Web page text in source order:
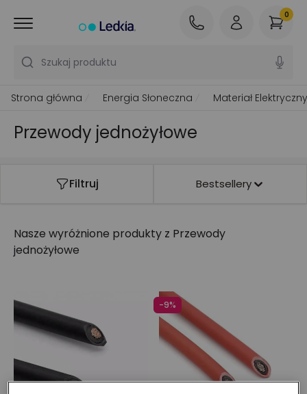
Szukaj produktu
0
Strona główna Energia Słoneczna Materiał
Przewody jednożyłowe
Filtruj Bestsellery
Nasze wyróżnione produkty z Przewody
jednożyłowe
-9%